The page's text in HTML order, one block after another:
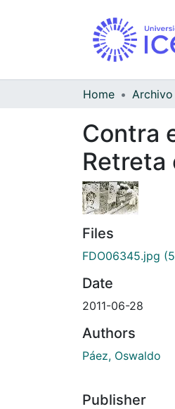
Home
Contra
Retreta
Files
FDO06345.jpg
Date
2011-06-28
Authors
Páez, Oswaldo
Publisher